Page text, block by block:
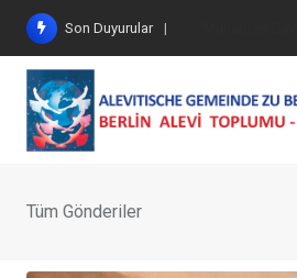
İçeriğe
Son Duyurular
Tüm Gönderiler